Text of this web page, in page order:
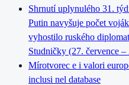
Shrnutí uplynulého 31.
Putin navyšuje počet
vyhostilo ruského
Studničky (27. července –
Mírotvorec e i valori
inclusi nel database